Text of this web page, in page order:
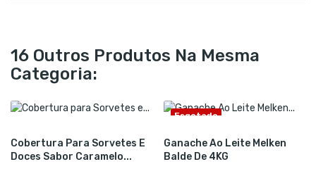
16 Outros Produtos Na Mesma
Categoria:
Cobertura Para Sorvetes E
Doces Sabor Caramelo...
Esgotado
Ganache Ao Leite Melken
Balde De 4KG